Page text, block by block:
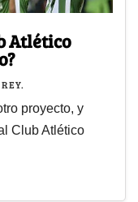
Atlético
proyecto, y
Club Atlético